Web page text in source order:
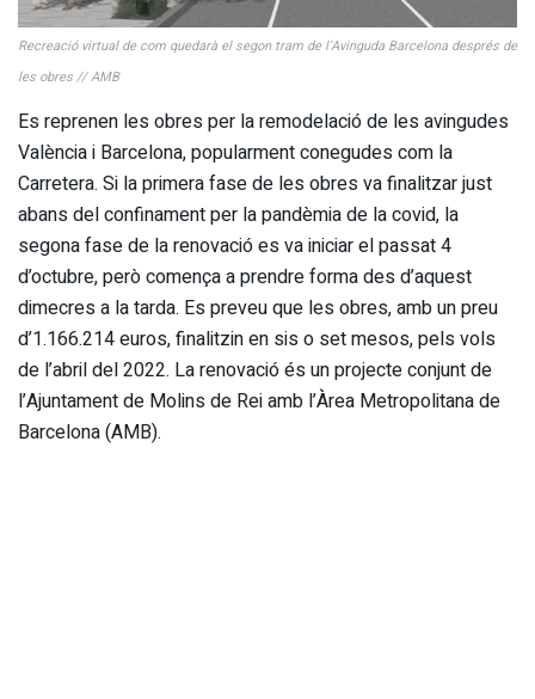
Recreació virtual de com quedarà el segon tram de l’Avinguda Barcelona després de
les obres // AMB
Es reprenen les obres per la remodelació de les avingudes
València i Barcelona, popularment conegudes com la
Carretera. Si la primera fase de les obres va finalitzar just
abans del confinament per la pandèmia de la covid, la
segona fase de la renovació es va iniciar el passat 4
d’octubre, però comença a prendre forma des d’aquest
dimecres a la tarda. Es preveu que les obres, amb un preu
d’1.166.214 euros, finalitzin en sis o set mesos, pels vols
de l’abril del 2022. La renovació és un projecte conjunt de
l’Ajuntament de Molins de Rei amb l’Àrea Metropolitana de
Barcelona (AMB).